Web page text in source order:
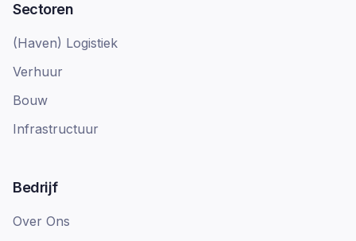
Sectoren
(Haven) Logistiek
Verhuur
Bouw
Infrastructuur
Bedrijf
Over Ons